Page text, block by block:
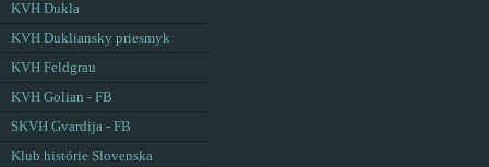
KVH Dukla
KVH Dukliansky priesmyk
KVH Feldgrau
KVH Golian - FB
SKVH Gvardija - FB
Klub histórie Slovenska